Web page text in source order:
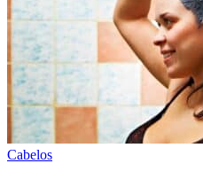
Cabelos